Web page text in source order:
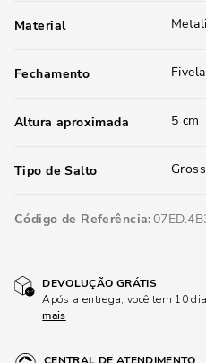
Material
Fechamento Fivela
Altura aproximada 5 cm
Tipo de Salto
Código de Referência
DEVOLUÇÃO GRÁTIS
Após a entrega, você tem 10
mais